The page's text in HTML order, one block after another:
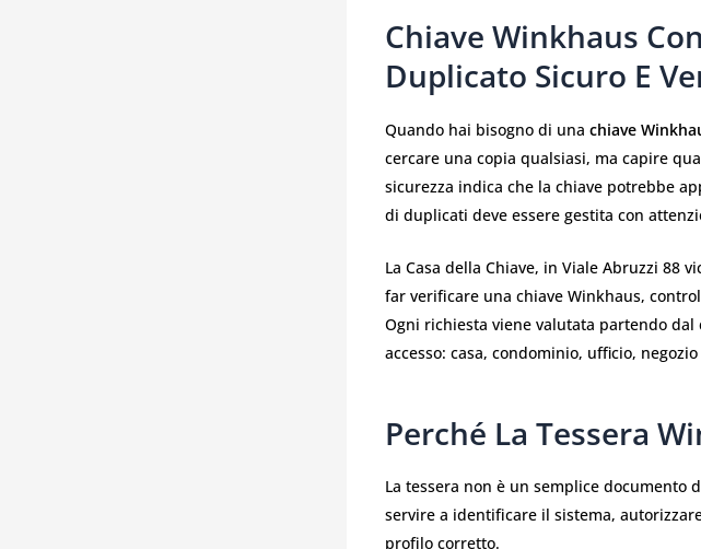
Chiave Winkhaus
Duplicato Sicuro E
Quando hai bisogno di una chiave
cercare una copia qualsiasi, ma capire
sicurezza indica che la chiave potrebbe
di duplicati deve essere gestita con
La Casa della Chiave, in Viale Abruzzi 88
far verificare una chiave Winkhaus,
Ogni richiesta viene valutata partendo
accesso: casa, condominio, ufficio,
Perché La Tessera
La tessera non è un semplice documento
servire a identificare il sistema,
profilo corretto.